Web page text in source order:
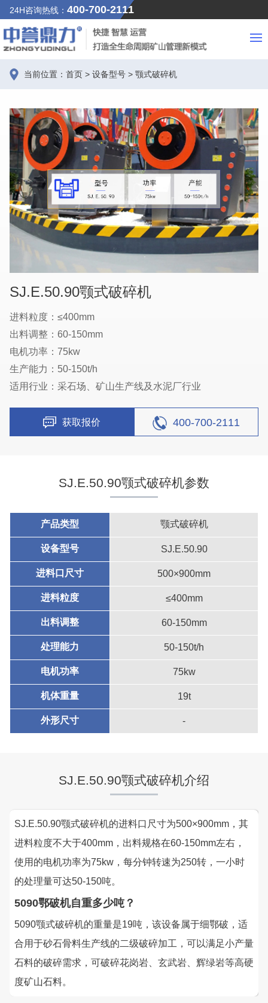
24H咨询热线： 400-700-2111
当前位置： 首页 > 设备型号 > 颚式破碎机
SJ.E.50.90颚式破碎机
进料粒度：≤400mm
出料调整：60-150mm
电机功率：75kw
生产能力：50-150t/h
适用行业：采石场、矿山生产线及水泥厂行业
获取报价 400-700-2111
SJ.E.50.90颚式破碎机参数
产品类型 颚式破碎机
设备型号 SJ.E.50.90
进料口尺寸 500×900mm
进料粒度 ≤400mm
出料调整 60-150mm
处理能力 50-150t/h
电机功率 75kw
机体重量 19t
外形尺寸 -
SJ.E.50.90颚式破碎机介绍
SJ.E.50.90颚式破碎机的进料口尺寸为500×900mm，其
进料粒度不大于400mm，出料规格在60-150mm左右，
使用的电机功率为75kw，每分钟转速为250转，一小时
的处理量可达50-150吨。
5090鄂破机自重多少吨？
5090颚式破碎机的重量是19吨，该设备属于细鄂破，适
合用于砂石骨料生产线的二级破碎加工，可以满足小产量
石料的破碎需求，可破碎花岗岩、玄武岩、辉绿岩等高硬
度矿山石料。